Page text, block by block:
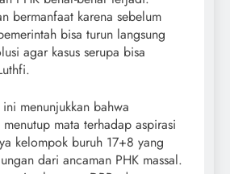
bermanfaat karena sebelum
bisa turun langsung
agar kasus serupa bisa
menunjukkan bahwa
mata terhadap aspirasi
kelompok buruh 17+8 yang
dari ancaman PHK massal.